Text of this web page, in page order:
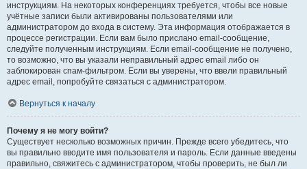
инструкциям. На некоторых конференциях требуется, чтобы все новые
учётные записи были активированы пользователями или
администратором до входа в систему. Эта информация отображается в
процессе регистрации. Если вам было прислано email-сообщение,
следуйте полученным инструкциям. Если email-сообщение не получено,
то возможно, что вы указали неправильный адрес email либо он
заблокирован спам-фильтром. Если вы уверены, что ввели правильный
адрес email, попробуйте связаться с администратором.
Вернуться к началу
Почему я не могу войти?
Существует несколько возможных причин. Прежде всего убедитесь, что
вы правильно вводите имя пользователя и пароль. Если данные введены
правильно, свяжитесь с администратором, чтобы проверить, не был ли